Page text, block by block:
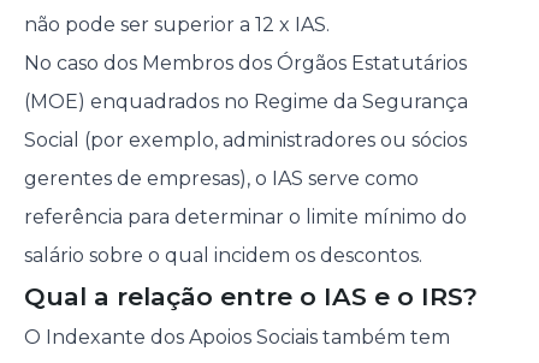
não pode ser superior a 12 x IAS.
No caso dos Membros dos Órgãos Estatutários
(MOE) enquadrados no Regime da Segurança
Social (por exemplo, administradores ou sócios
gerentes de empresas), o IAS serve como
referência para determinar o limite mínimo do
salário sobre o qual incidem os descontos.
Qual a relação entre o IAS e o IRS?
O Indexante dos Apoios Sociais também tem